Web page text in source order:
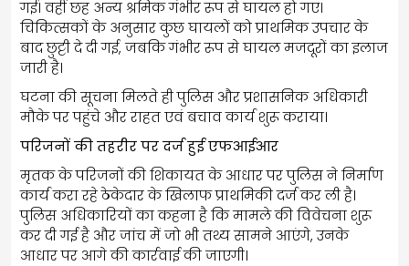
गई। वहीं छह अन्य श्रमिक गंभीर रूप से घायल हो गए।
चिकित्सकों के अनुसार कुछ घायलों को प्राथमिक उपचार के
बाद छुट्टी दे दी गई, जबकि गंभीर रूप से घायल मजदूरों का इलाज
जारी है।
घटना की सूचना मिलते ही पुलिस और प्रशासनिक अधिकारी
मौके पर पहुंचे और राहत एवं बचाव कार्य शुरू कराया।
परिजनों की तहरीर पर दर्ज हुई एफआईआर
मृतक के परिजनों की शिकायत के आधार पर पुलिस ने निर्माण
कार्य करा रहे ठेकेदार के खिलाफ प्राथमिकी दर्ज कर ली है।
पुलिस अधिकारियों का कहना है कि मामले की विवेचना शुरू
कर दी गई है और जांच में जो भी तथ्य सामने आएंगे, उनके
आधार पर आगे की कार्रवाई की जाएगी।